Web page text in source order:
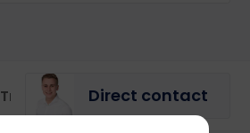
TransHeroes portal Niet alleen
Direct contact